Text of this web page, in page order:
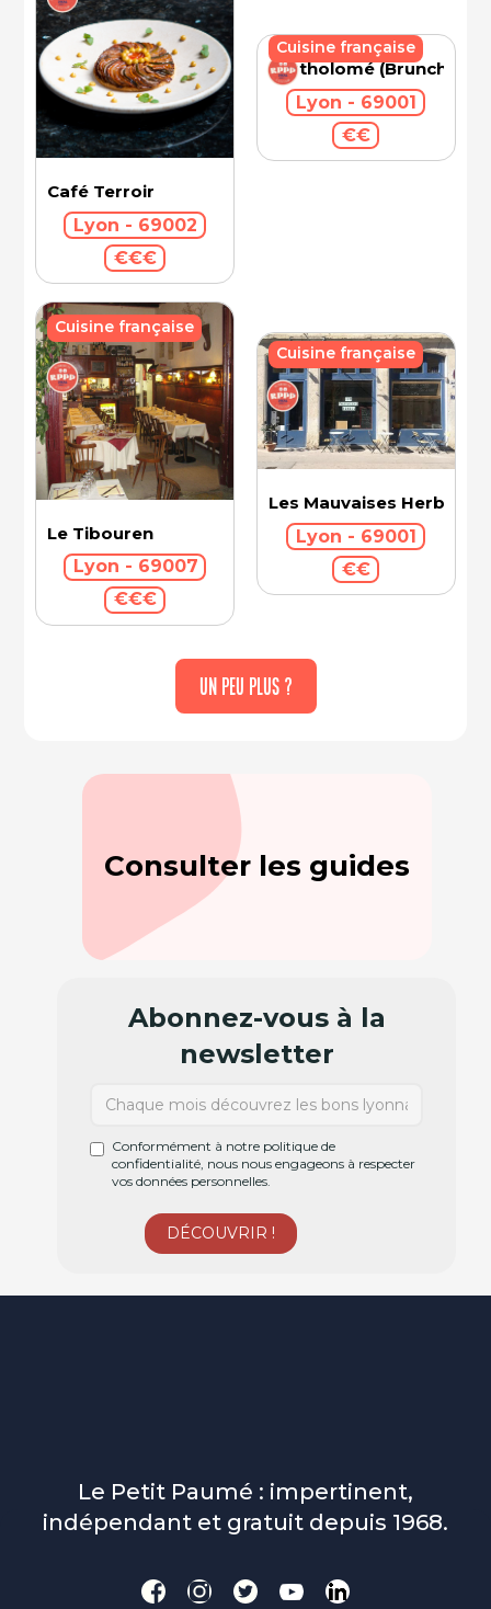
Café Terroir
Lyon - 69002
€€€
Bartholomé (Brunch)
Lyon - 69001
€€
Cuisine française
Le Tibouren
Lyon - 69007
€€€
Cuisine française
Les Mauvaises Herbes
Lyon - 69001
€€
Cuisine française
UN PEU PLUS ?
Consulter les guides
Abonnez-vous à la
newsletter
Conformément à notre politique de
confidentialité, nous nous engageons à respecter
vos données personnelles.
Le Petit Paumé : impertinent,
indépendant et gratuit depuis 1968.